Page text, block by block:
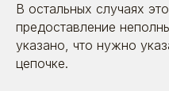
В остальных случаях
предоставление
указано, что нужно
цепочке.